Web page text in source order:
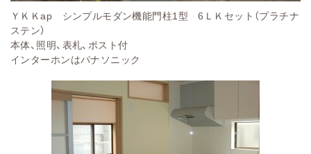
ＹＫＫap シンプルモダン機能門柱1型 6ＬＫセット（プラチナ
ステン）
本体、照明、表札、ポスト付
インターホンはパナソニック